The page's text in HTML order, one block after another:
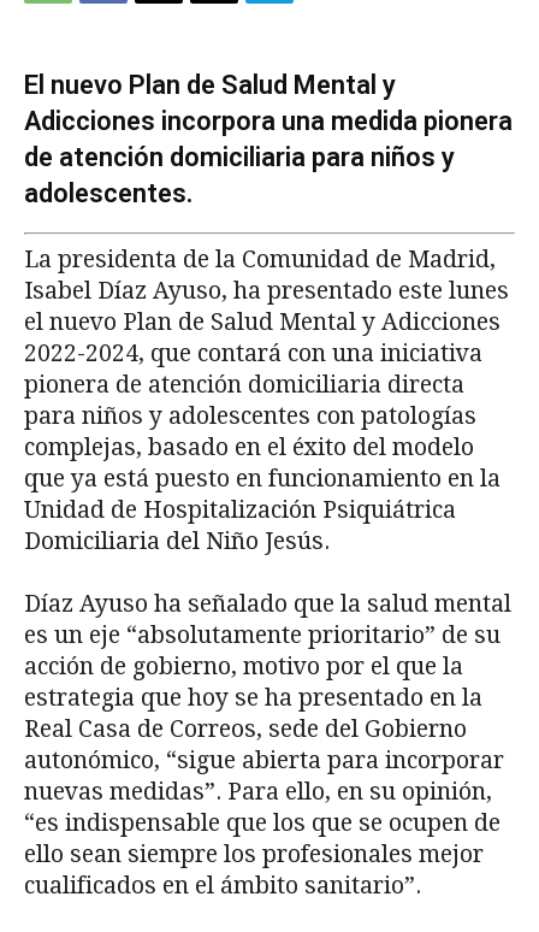
El nuevo Plan de Salud Mental y
Adicciones incorpora una medida pionera
de atención domiciliaria para niños y
adolescentes.
La presidenta de la Comunidad de Madrid,
Isabel Díaz Ayuso, ha presentado este lunes
el nuevo Plan de Salud Mental y Adicciones
2022-2024, que contará con una iniciativa
pionera de atención domiciliaria directa
para niños y adolescentes con patologías
complejas, basado en el éxito del modelo
que ya está puesto en funcionamiento en la
Unidad de Hospitalización Psiquiátrica
Domiciliaria del Niño Jesús.
Díaz Ayuso ha señalado que la salud mental
es un eje “absolutamente prioritario” de su
acción de gobierno, motivo por el que la
estrategia que hoy se ha presentado en la
Real Casa de Correos, sede del Gobierno
autonómico, “sigue abierta para incorporar
nuevas medidas”. Para ello, en su opinión,
“es indispensable que los que se ocupen de
ello sean siempre los profesionales mejor
cualificados en el ámbito sanitario”.